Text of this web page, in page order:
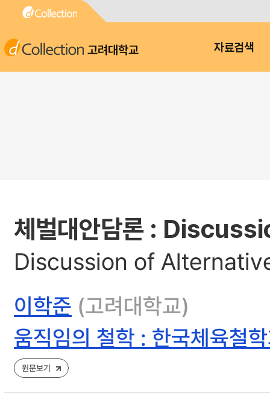
고려대학교 자료검색
체벌대안담론 :
Discussion of
이학준 (고려대학교)
움직임의 철학 : 한국체육철
원문보기